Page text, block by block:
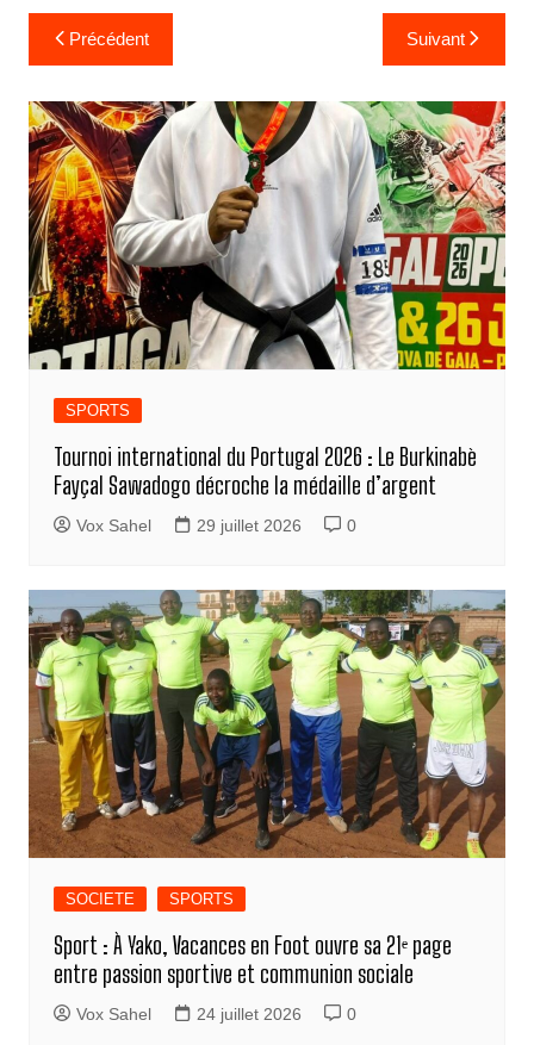
Navigation
de
l’article
Précédent Suivant
SPORTS
Tournoi international du Portugal 2026 : Le Burkinabè
Fayçal Sawadogo décroche la médaille d’argent
Vox Sahel 29 juillet 2026 0
SOCIETE SPORTS
Sport : À Yako, Vacances en Foot ouvre sa 21ᵉ page
entre passion sportive et communion sociale
Vox Sahel 24 juillet 2026 0